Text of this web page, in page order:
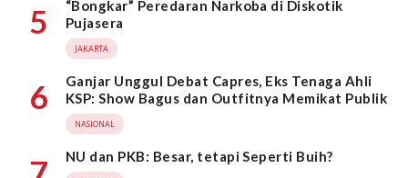
5
“Bongkar” Peredaran Narkoba di Diskotik
Pujasera
JAKARTA
6
Ganjar Unggul Debat Capres, Eks Tenaga Ahli
KSP: Show Bagus dan Outfitnya Memikat Publik
NASIONAL
NU dan PKB: Besar, tetapi Seperti Buih?